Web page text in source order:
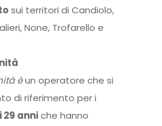
sui territori di Candiolo,
None, Trofarello e
èun operatore che si
di riferimento per i
29 anniche hanno